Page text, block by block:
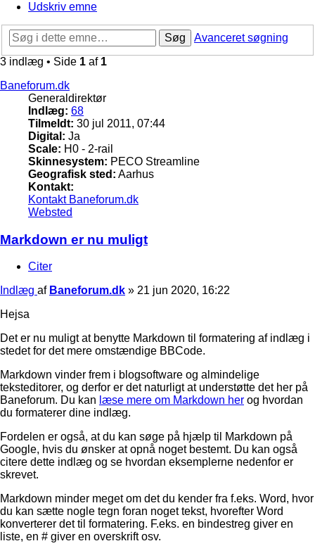
Udskriv emne
Søg
Avanceret søgning
3 indlæg • Side 1 af 1
Baneforum.dk
Generaldirektør
Indlæg: 68
Tilmeldt: 30 jul 2011, 07:44
Digital: Ja
Scale: H0 - 2-rail
Skinnesystem: PECO Streamline
Geografisk sted: Aarhus
Kontakt:
Kontakt Baneforum.dk
Websted
Markdown er nu muligt
Citer
Indlæg af Baneforum.dk » 21 jun 2020, 16:22
Hejsa
Det er nu muligt at benytte Markdown til formatering af indlæg i
stedet for det mere omstændige BBCode.
Markdown vinder frem i blogsoftware og almindelige
teksteditorer, og derfor er det naturligt at understøtte det her på
Baneforum. Du kan læse mere om Markdown her og hvordan
du formaterer dine indlæg.
Fordelen er også, at du kan søge på hjælp til Markdown på
Google, hvis du ønsker at opnå noget bestemt. Du kan også
citere dette indlæg og se hvordan eksemplerne nedenfor er
skrevet.
Markdown minder meget om det du kender fra f.eks. Word, hvor
du kan sætte nogle tegn foran noget tekst, hvorefter Word
konverterer det til formatering. F.eks. en bindestreg giver en
liste, en # giver en overskrift osv.